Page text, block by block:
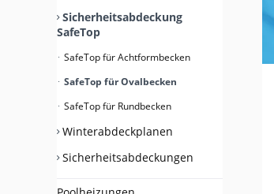
Sicherheitsabdeckung
SafeTop
SafeTop für Achtformbecken
SafeTop für Ovalbecken
SafeTop für Rundbecken
Winterabdeckplanen
Sicherheitsabdeckungen